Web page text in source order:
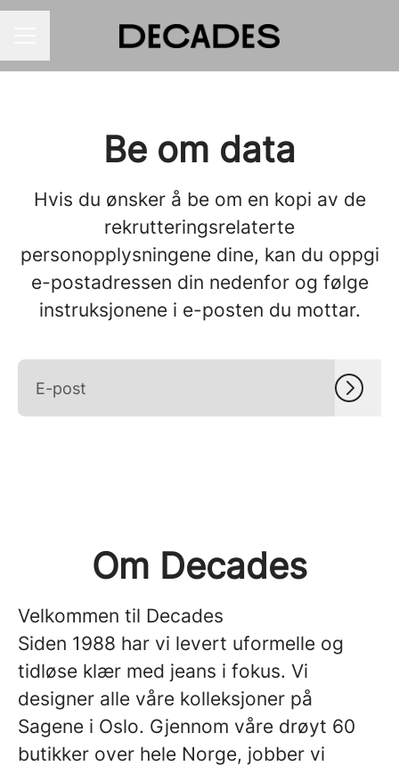
Be om data
Hvis du ønsker å be om en kopi av de
rekrutteringsrelaterte
personopplysningene dine, kan du oppgi
e-postadressen din nedenfor og følge
instruksjonene i e-posten du mottar.
Om Decades
Velkommen til Decades
Siden 1988 har vi levert uformelle og
tidløse klær med jeans i fokus. Vi
designer alle våre kolleksjoner på
Sagene i Oslo. Gjennom våre drøyt 60
butikker over hele Norge, jobber vi